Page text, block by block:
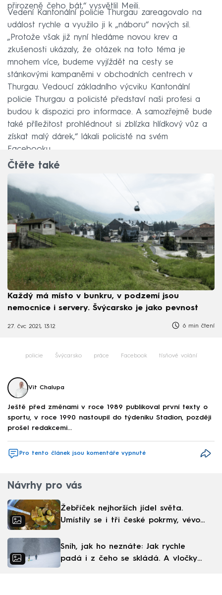
přirozeně čeho bát,“ vysvětlil Meili.
Vedení Kantonální policie Thurgau zareagovalo na
událost rychle a využilo ji k „náboru“ nových sil.
„Protože však již nyní hledáme novou krev a
zkušenosti ukázaly, že otázek na toto téma je
mnohem více, budeme vyjíždět na cesty se
stánkovými kampaněmi v obchodních centrech v
Thurgau. Vedoucí základního výcviku Kantonální
policie Thurgau a policisté představí naši profesi a
budou k dispozici pro informace. A samozřejmě bude
také příležitost prohlédnout si zblízka hlídkový vůz a
získat malý dárek,“ lákali policisté na svém
Facebooku.
Čtěte také
Každý má místo v bunkru, v podzemí jsou
nemocnice i servery. Švýcarsko je jako pevnost
27. čvc 2021, 13:12 6 min čtení
policie Švýcarsko práce Facebook tísňové volání
Vít Chalupa
Ještě před změnami v roce 1989 publikoval první texty o
sportu, v roce 1990 nastoupil do týdeníku Stadion, později
prošel redakcemi...
Pro tento článek jsou komentáře vypnuté
Návrhy pro vás
Žebříček nejhorších jídel světa.
Umístily se i tři české pokrmy, vévodí
Sníh, jak ho neznáte: Jak rychle
padá i z čeho se skládá. A vločky